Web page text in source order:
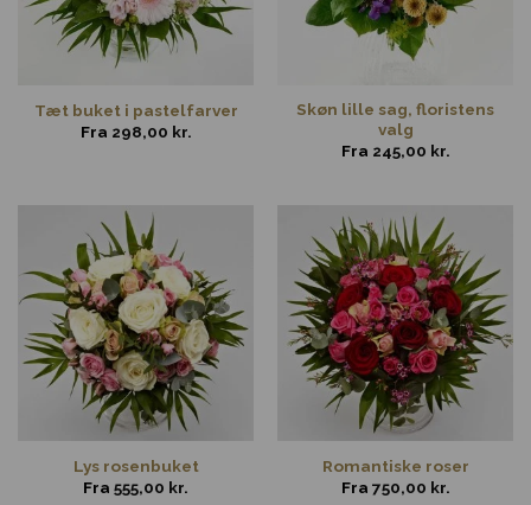
Tæt buket i pastelfarver
Fra 298,00 kr.
Skøn lille sag, floristens
valg
Fra 245,00 kr.
Lys rosenbuket
Fra 555,00 kr.
Romantiske roser
Fra 750,00 kr.